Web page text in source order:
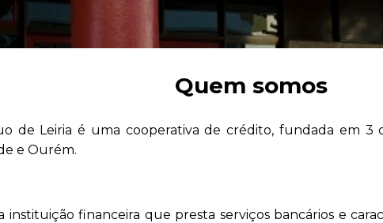
Quem somos
de Leiria é uma cooperativa de crédito, fundada em 3
e Ourém.
instituição financeira que presta serviços bancários e